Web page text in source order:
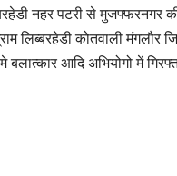
नहर पटरी से मुजफ्फरनगर
लिब्बरहेडी कोतवाली मंगलौर
बलात्कार आदि अभियोगो में